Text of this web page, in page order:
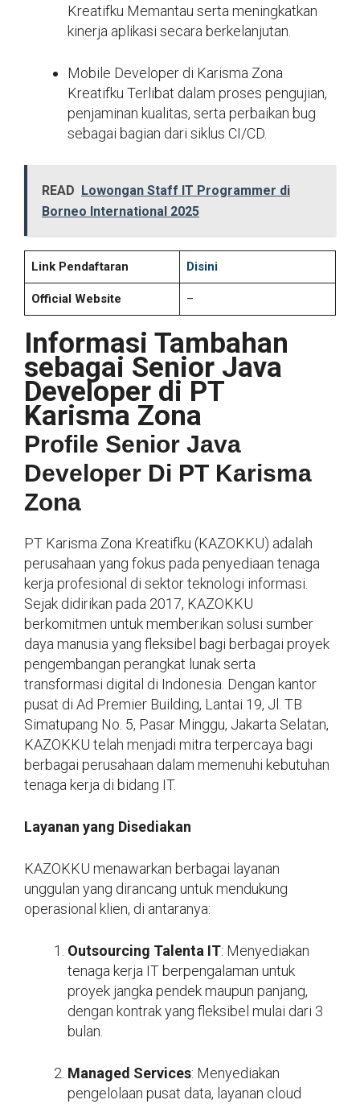
Kreatifku Memantau serta meningkatkan
kinerja aplikasi secara berkelanjutan.
Mobile Developer di Karisma Zona
Kreatifku Terlibat dalam proses pengujian,
penjaminan kualitas, serta perbaikan bug
sebagai bagian dari siklus CI/CD.
READ Lowongan Staff IT Programmer di
Borneo International 2025
Link Pendaftaran Disini
Official Website –
Informasi Tambahan
sebagai Senior Java
Developer di PT
Karisma Zona
Profile Senior Java
Developer Di PT Karisma
Zona
PT Karisma Zona Kreatifku (KAZOKKU) adalah
perusahaan yang fokus pada penyediaan tenaga
kerja profesional di sektor teknologi informasi.
Sejak didirikan pada 2017, KAZOKKU
berkomitmen untuk memberikan solusi sumber
daya manusia yang fleksibel bagi berbagai proyek
pengembangan perangkat lunak serta
transformasi digital di Indonesia. Dengan kantor
pusat di Ad Premier Building, Lantai 19, Jl. TB
Simatupang No. 5, Pasar Minggu, Jakarta Selatan,
KAZOKKU telah menjadi mitra terpercaya bagi
berbagai perusahaan dalam memenuhi kebutuhan
tenaga kerja di bidang IT.
Layanan yang Disediakan
KAZOKKU menawarkan berbagai layanan
unggulan yang dirancang untuk mendukung
operasional klien, di antaranya:
Outsourcing Talenta IT: Menyediakan
tenaga kerja IT berpengalaman untuk
proyek jangka pendek maupun panjang,
dengan kontrak yang fleksibel mulai dari 3
bulan.
Managed Services: Menyediakan
pengelolaan pusat data, layanan cloud